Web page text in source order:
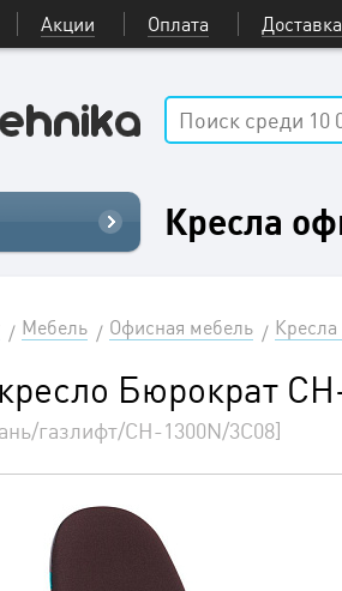
Акции Оплата Доставка
Кресла
Мебель Офисная мебель
Бюрократ
газлифт/CH-1300N/3C08]